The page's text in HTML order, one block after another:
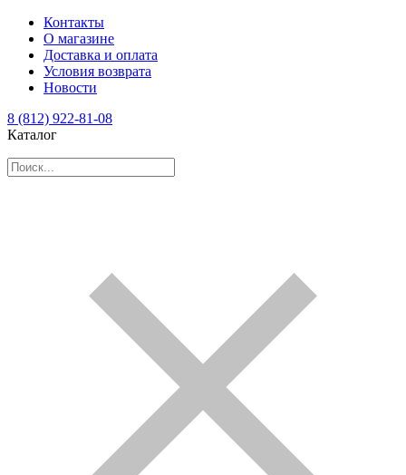
Контакты
О магазине
Доставка и оплата
Условия возврата
Новости
8 (812) 922-81-08
Каталог